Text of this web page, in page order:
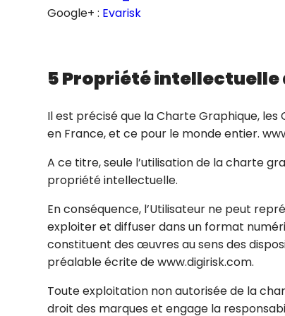
Google+ : Evarisk
5 Propriété intellectuelle
Il est précisé que la Charte Graphique,
en France, et ce pour le monde entier.
A ce titre, seule l’utilisation de la charte
propriété intellectuelle.
En conséquence, l’Utilisateur ne peut
exploiter et diffuser dans un format
constituent des œuvres au sens des
préalable écrite de www.digirisk.com.
Toute exploitation non autorisée de la
droit des marques et engage la